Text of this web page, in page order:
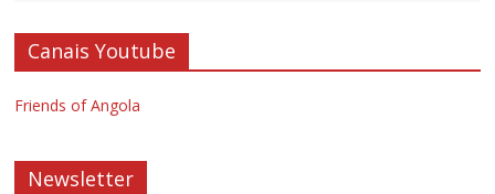
Canais Youtube
Friends of Angola
Newsletter